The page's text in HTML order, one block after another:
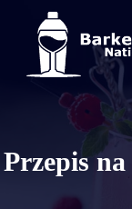
Przepis